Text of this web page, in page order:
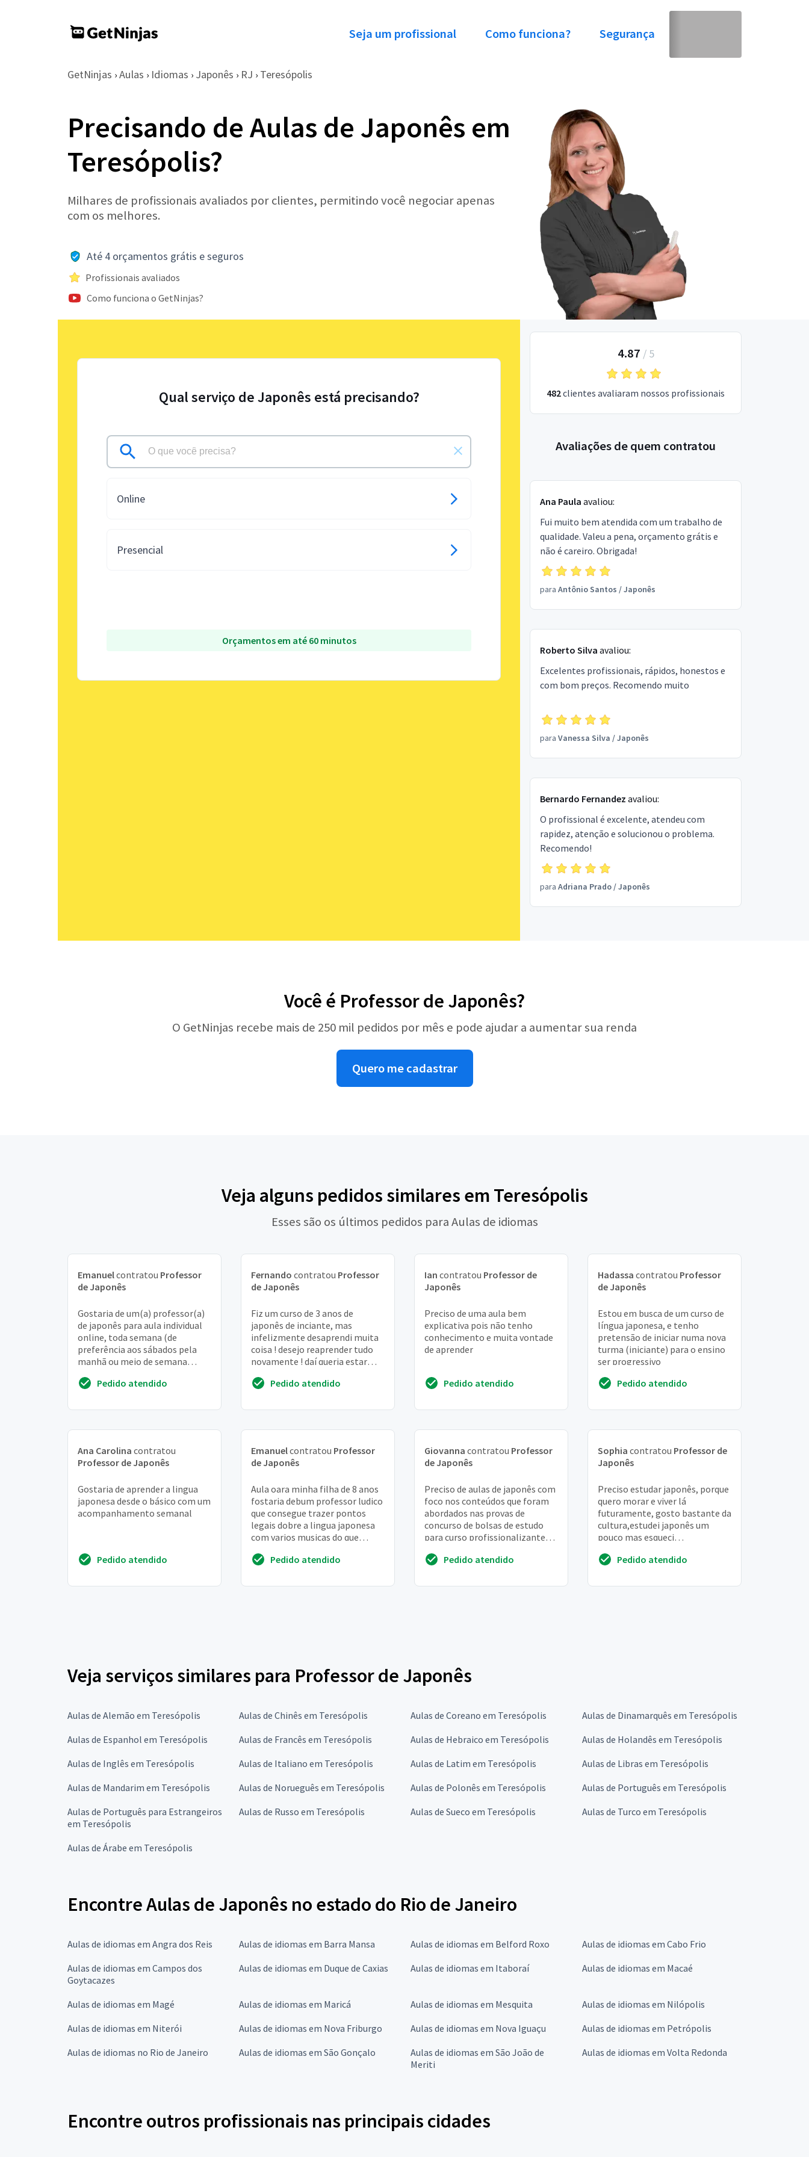
Seja um profissional Como funciona? Segurança
GetNinjas › Aulas › Idiomas › Japonês › RJ › Teresópolis
Precisando de Aulas de Japonês em
Teresópolis?
Milhares de profissionais avaliados por clientes, permitindo você negociar apenas
com os melhores.
Até 4 orçamentos grátis e seguros
Profissionais avaliados
Como funciona o GetNinjas?
Qual serviço de Japonês está precisando?
Online
Presencial
Orçamentos em até 60 minutos
4.87 / 5
482clientes avaliaram nossos profissionais
Avaliações de quem contratou
Ana Paula avaliou:
Fui muito bem atendida com um trabalho de
qualidade. Valeu a pena, orçamento grátis e
não é careiro. Obrigada!
para Antônio Santos /Japonês
Roberto Silva avaliou:
Excelentes profissionais, rápidos, honestos e
com bom preços. Recomendo muito
para Vanessa Silva /Japonês
Bernardo Fernandez avaliou:
O profissional é excelente, atendeu com
rapidez, atenção e solucionou o problema.
Recomendo!
para Adriana Prado/Japonês
Você é Professor de Japonês?
O GetNinjas recebe mais de 250 mil pedidos por mês e pode ajudar a aumentar sua renda
Quero me cadastrar
Veja alguns pedidos similares em Teresópolis
Esses são os últimos pedidos para Aulas de idiomas
Emanuelcontratou Professor
de Japonês
Gostaria de um(a) professor(a)
de japonês para aula individual
online, toda semana (de
preferência aos sábados pela
manhã ou meio de semana
para adulto
Pedido atendido
Fernando contratou Professor
de Japonês
Fiz um curso de 3 anos de
japonês de inciante, mas
infelizmente desaprendi muita
coisa ! desejo reaprender tudo
novamente ! daí queria estar
programar para co...
Pedido atendido
Ian contratou Professor de
Japonês
Preciso de uma aula bem
explicativa pois não tenho
conhecimento e muita vontade
de aprender
Pedido atendido
Hadassa contratou Professor
de Japonês
Estou em busca de um curso de
língua japonesa, e tenho
pretensão de iniciar numa nova
turma (iniciante) para o ensino
ser progressivo
Pedido atendido
Ana Carolina contratou
Professor de Japonês
Gostaria de aprender a lingua
japonesa desde o básico com um
acompanhamento semanal
Pedido atendido
Emanuelcontratou Professor
de Japonês
Aula oara minha filha de 8 anos
fostaria debum professor ludico
que consegue trazer pontos
legais dobre a lingua japonesa
com varios musicas do que
Pedido atendido
Giovanna contratou Professor
de Japonês
Preciso de aulas de japonês com
foco nos conteúdos que foram
abordados nas provas de
concurso de bolsas de estudo
para curso profissionalizante
cronograma estabeleci...
Pedido atendido
Sophia contratou Professor de
Japonês
Preciso estudar japonês, porque
quero morar e viver lá
futuramente, gosto bastante da
cultura,estudei japonês um
pouco mas esqueci
de pesquisar sobre o japão,...
Pedido atendido
Veja serviços similares para Professor de Japonês
Aulas de Alemão em Teresópolis Aulas de Chinês em Teresópolis Aulas de Coreano em Teresópolis
Aulas de Dinamarquês em Teresópolis
Aulas de Espanhol em Teresópolis
Aulas de Francês em Teresópolis Aulas de Hebraico em Teresópolis
Aulas de Holandês em Teresópolis
Aulas de Inglês em Teresópolis
Aulas de Italiano em Teresópolis Aulas de Latim em Teresópolis
Aulas de Libras em Teresópolis
Aulas de Mandarim em Teresópolis
Aulas de Norueguês em Teresópolis Aulas de Polonês em Teresópolis
Aulas de Português em Teresópolis
Aulas de Português para Estrangeiros
em Teresópolis
Aulas de Russo em Teresópolis Aulas de Sueco em Teresópolis Aulas de Turco em Teresópolis
Aulas de Árabe em Teresópolis
Encontre Aulas de Japonês no estado do Rio de Janeiro
Aulas de idiomas em Angra dos Reis Aulas de idiomas em Barra Mansa Aulas de idiomas em Belford Roxo
Aulas de idiomas em Cabo Frio
Aulas de idiomas em Campos dos
Goytacazes
Aulas de idiomas em Duque de Caxias Aulas de idiomas em Itaboraí Aulas de idiomas em Macaé
Aulas de idiomas em Magé Aulas de idiomas em Maricá Aulas de idiomas em Mesquita
Aulas de idiomas em Nilópolis
Aulas de idiomas em Niterói
Aulas de idiomas em Nova Friburgo Aulas de idiomas em Nova Iguaçu
Aulas de idiomas em Petrópolis
Aulas de idiomas no Rio de Janeiro
Aulas de idiomas em São Gonçalo
Aulas de idiomas em São João de
Meriti
Aulas de idiomas em Volta Redonda
Encontre outros profissionais nas principais cidades